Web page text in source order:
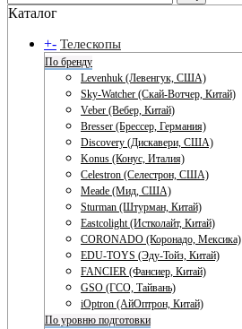
Каталог
+- Телескопы
По бренду
Levenhuk (Левенгук, США)
Sky-Watcher (Скай-Вотчер, Китай)
Veber (Вебер, Китай)
Bresser (Брессер, Германия)
Discovery (Дискавери, США)
Konus (Конус, Италия)
Celestron (Селестрон, США)
Meade (Мид, США)
Sturman (Штурман, Китай)
Eastcolight (Истколайт, Китай)
CORONADO (Коронадо, Мексика)
EDU-TOYS (Эду-Тойз, Китай)
FANCIER (Фансиер, Китай)
GSO (ГСО, Тайвань)
iOptron (АйОптрон, Китай)
По уровню подготовки